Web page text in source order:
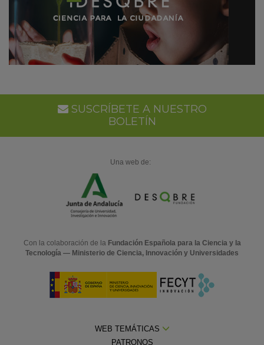
SUSCRÍBETE A NUESTRO
BOLETÍN
Una web de:
Con la colaboración de la Fundación Española para la Ciencia y la
Tecnología — Ministerio de Ciencia, Innovación y Universidades
WEB TEMÁTICAS
PATRONOS